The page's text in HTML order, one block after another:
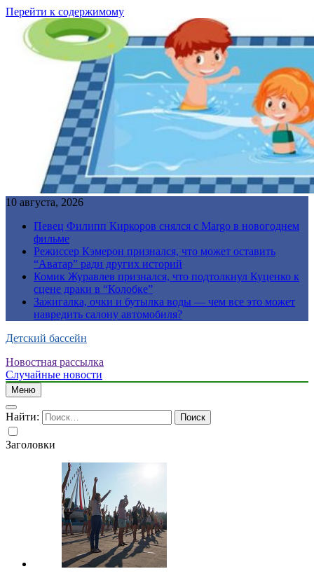
Перейти к содержимому
10 августа, 2026
Певец Филипп Киркоров снялся с Margo в новогоднем
фильме
Режиссер Кэмерон признался, что может оставить
“Аватар” ради других историй
Комик Журавлев признался, что подтолкнул Куценко к
сцене драки в “Колобке”
Зажигалка, очки и бутылка воды — чем все это может
навредить салону автомобиля?
Детский бассейн
Новостная рассылка
Случайные новости
Меню
Найти:
Заголовки